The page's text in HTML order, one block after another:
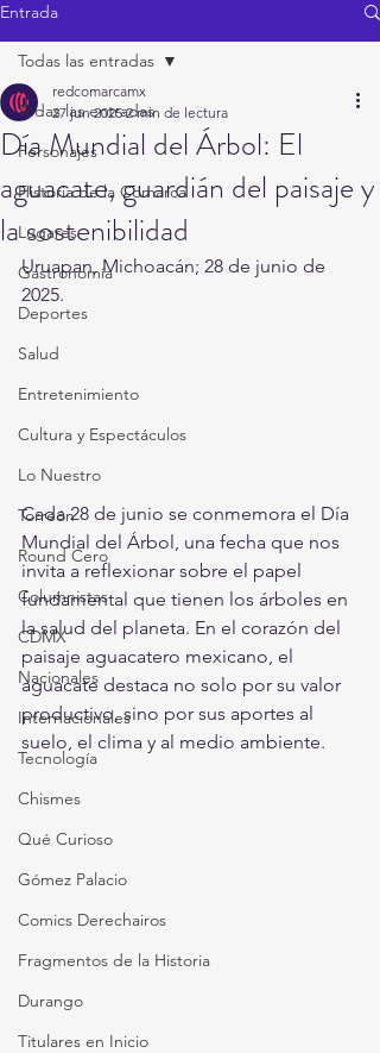
Entrada
Todas las entradas
Personajes
Historia de la Comarca
Lugares
Gastronomía
Deportes
Salud
Entretenimiento
Cultura y Espectáculos
Lo Nuestro
Torreón
Round Cero
Columnistas
CDMX
Nacionales
Internacionales
Tecnología
Chismes
Qué Curioso
Gómez Palacio
Comics Derechairos
Fragmentos de la Historia
Durango
Titulares en Inicio
Todas las entradas
Día Mundial del Árbol: El
aguacate, guardián del paisaje y
la sostenibilidad
redcomarcamx
27 jun 2025 2 min de lectura
Uruapan, Michoacán; 28 de junio de
2025.
Cada 28 de junio se conmemora el Día
Mundial del Árbol, una fecha que nos
invita a reflexionar sobre el papel
fundamental que tienen los árboles en
la salud del planeta. En el corazón del
paisaje aguacatero mexicano, el
aguacate destaca no solo por su valor
productivo, sino por sus aportes al
suelo, el clima y al medio ambiente.